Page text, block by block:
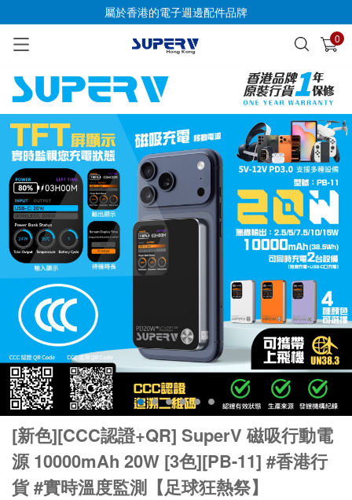
屬於香港的電子週邊配件品牌
0
已加入購物車 查看
[新色][CCC認證+QR] SuperV 磁吸行動電
源 10000mAh 20W [3色][PB-11] #香港行
貨 #實時溫度監測【足球狂熱祭】